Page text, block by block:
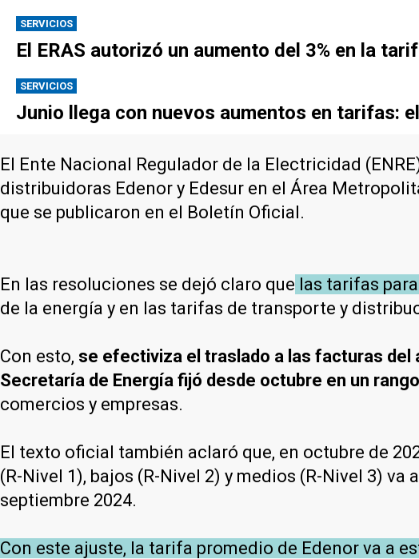
SERVICIOS
El ERAS autorizó un aumento del 3% en la
SERVICIOS
Junio llega con nuevos aumentos en tarifas:
El Ente Nacional Regulador de la Electricidad
distribuidoras Edenor y Edesur en el Área
que se publicaron en el Boletín Oficial.
En las resoluciones se dejó claro que las tarifas
de la energía y en las tarifas de transporte y
Con esto, se efectiviza el traslado a las facturas del
Secretaría de Energía fijó desde octubre en un
comercios y empresas.
El texto oficial también aclaró que, en octubre de
(R-Nivel 1), bajos (R-Nivel 2) y medios (R-Nivel 3)
septiembre 2024.
Con este ajuste, la tarifa promedio de Edenor va a